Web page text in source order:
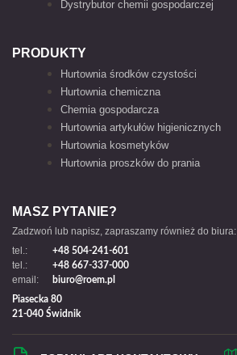
Dystrybutor chemii gospodarczej
PRODUKTY
Hurtownia środków czystości
Hurtownia chemiczna
Chemia gospodarcza
Hurtownia artykułów higienicznych
Hurtownia kosmetyków
Hurtownia proszków do prania
MASZ PYTANIE?
Zadzwoń lub napisz, zapraszamy również do biura:
tel.:
+48 504-241-601
tel.: +48 667-337-000
email:
biuro@roem.pl
Piasecka 80
21-040 Świdnik